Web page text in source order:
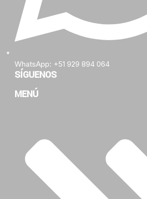
WhatsApp: +51 929 894 064
SÍGUENOS
MENÚ